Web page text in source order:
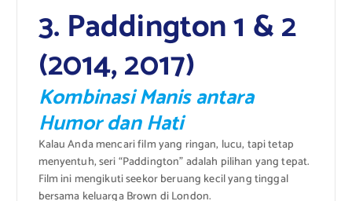
3. Paddington 1 & 2
(2014, 2017)
Kombinasi Manis antara
Humor dan Hati
Kalau Anda mencari film yang ringan, lucu, tapi tetap
menyentuh, seri “Paddington” adalah pilihan yang tepat.
Film ini mengikuti seekor beruang kecil yang tinggal
bersama keluarga Brown di London.